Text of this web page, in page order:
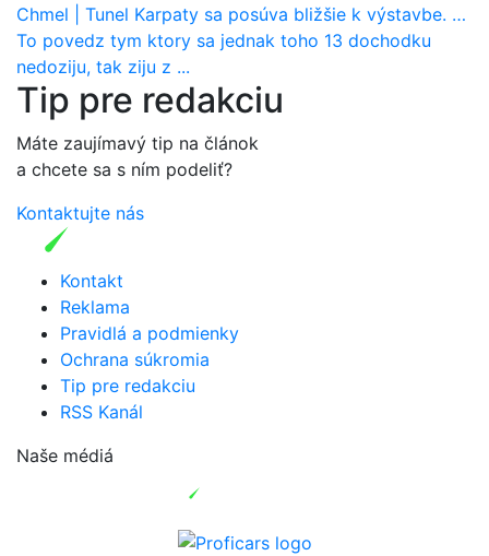
Chmel
Tunel Karpaty sa posúva bližšie k výstavbe. NDS urobila dôležitý krok
To povedz tym ktory sa jednak toho 13 dochodku
nedoziju, tak ziju z ...
Tip pre redakciu
Máte zaujímavý tip na článok
a chcete sa s ním podeliť?
Kontaktujte nás
Kontakt
Reklama
Pravidlá a podmienky
Ochrana súkromia
Tip pre redakciu
RSS Kanál
Naše médiá